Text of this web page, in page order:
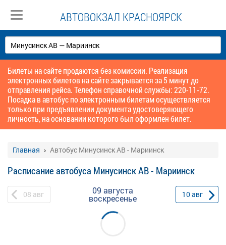
АВТОВОКЗАЛ КРАСНОЯРСК
Билеты на сайте продаются без комиссии. Реализация
электронных билетов на сайте закрывается за 5 минут до
отправления рейса. Телефон справочной службы: 220-11-72.
Посадка в автобус по электронным билетам осуществляется
только при предъявлении документа удостоверяющего
личность, на основании которого был оформлен билет.
Главная Автобус Минусинск АВ - Мариинск
Расписание автобуса Минусинск АВ - Мариинск
08 авг 09 августа
воскресенье 10авг